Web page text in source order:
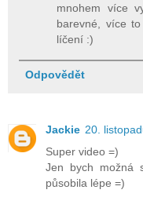
mnohem více
barevné, více
líčení :)
Odpovědět
Jackie 20.
Super video =)
Jen bych možná
působila lépe =)